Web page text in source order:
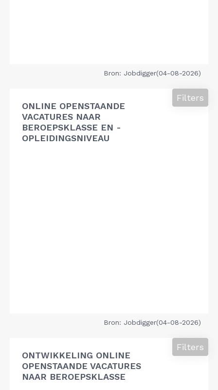
Bron: Jobdigger(04-08-2026)
ONLINE OPENSTAANDE
VACATURES NAAR
BEROEPSKLASSE EN -
OPLEIDINGSNIVEAU
Filters
Bron: Jobdigger(04-08-2026)
ONTWIKKELING ONLINE
OPENSTAANDE VACATURES
NAAR BEROEPSKLASSE
Filters